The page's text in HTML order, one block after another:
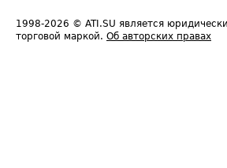
1998-2026 © ATI.SU является
торговой маркой. Об авторских правах